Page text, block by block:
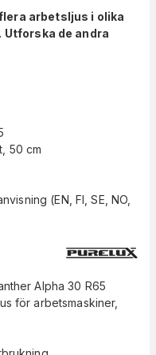
arbetsljus i olika
de andra
50 cm
(EN, FI, SE, NO,
Alpha 30 R65
för arbetsmaskiner,